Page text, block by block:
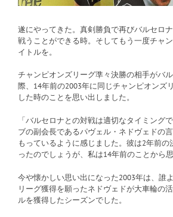
遂にやってきた。真剣勝負で再びバルセロ
戦うことができる時。そしてもう一度チャ
イトルを。
チャンピオンズリーグ準々決勝の相手がバ
際、14年前の2003年に同じチャンピオンズ
した時のことを思い出しました。
「バルセロナとの対戦は適切なタイミング
ブの副会長であるパヴェル・ネドヴェドの
もっているように感じました。彼は2年前
ったのでしょうが、私は14年前のことから
今や懐かしい思い出になった2003年は、誰
リーグ獲得を願ったネドヴェドが大車輪の
ルを獲得したシーズンでした。